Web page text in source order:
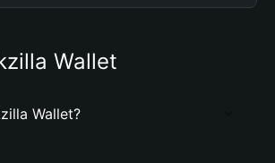
Wallet
Wallet?